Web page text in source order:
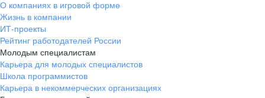
О компаниях в игровой форме
Жизнь в компании
ИТ-проекты
Рейтинг работодателей России
Молодым специалистам
Карьера для молодых специалистов
Школа программистов
Карьера в некоммерческих организациях